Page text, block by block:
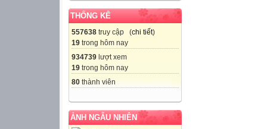
THỐNG KÊ
557638 truy cập (chi tiết)
19 trong hôm nay
934739 lượt xem
19 trong hôm nay
80 thành viên
ẢNH NGẪU NHIÊN